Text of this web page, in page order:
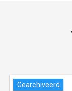
Gearchiveerd